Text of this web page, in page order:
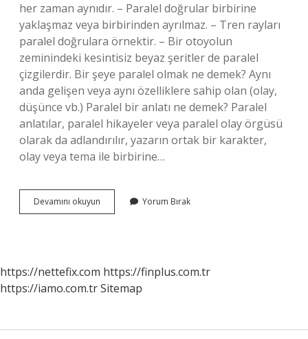
her zaman aynıdır. – Paralel doğrular birbirine
yaklaşmaz veya birbirinden ayrılmaz. – Tren rayları
paralel doğrulara örnektir. – Bir otoyolun
zeminindeki kesintisiz beyaz şeritler de paralel
çizgilerdir. Bir şeye paralel olmak ne demek? Aynı
anda gelişen veya aynı özelliklere sahip olan (olay,
düşünce vb.) Paralel bir anlatı ne demek? Paralel
anlatılar, paralel hikayeler veya paralel olay örgüsü
olarak da adlandırılır, yazarın ortak bir karakter,
olay veya tema ile birbirine…
Devamını okuyun
Demek
Yorum Bırak
https://nettefix.com https://finplus.com.tr
https://iamo.com.trSitemap